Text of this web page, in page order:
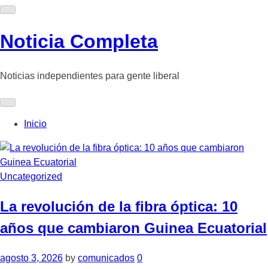
Skip
content
Noticia Completa
Noticias independientes para gente liberal
Inicio
Uncategorized
La revolución de la fibra óptica: 10
años que cambiaron Guinea Ecuatorial
agosto 3, 2026 by comunicados 0